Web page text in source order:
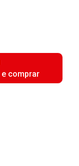
comprar